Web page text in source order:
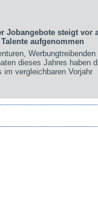
Jobangebote steigt vor
aufgenommen
dieses Jahres haben
im vergleichbaren Vorjahr